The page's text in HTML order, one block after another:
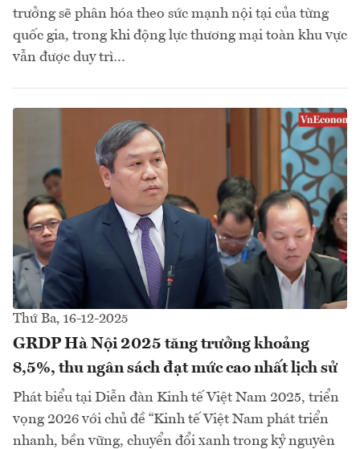
trưởng sẽ phân hóa theo sức mạnh nội tại của từng
quốc gia, trong khi động lực thương mại toàn khu vực
vẫn được duy trì…
Thứ Ba, 16-12-2025
GRDP Hà Nội 2025 tăng trưởng khoảng
8,5%, thu ngân sách đạt mức cao nhất lịch sử
Phát biểu tại Diễn đàn Kinh tế Việt Nam 2025, triển
vọng 2026 với chủ đề “Kinh tế Việt Nam phát triển
nhanh, bền vững, chuyển đổi xanh trong kỷ nguyên